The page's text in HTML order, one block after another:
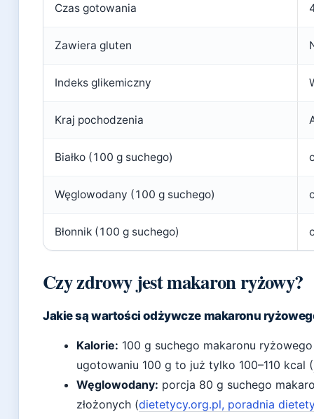
Czas gotowania
Zawiera gluten
Indeks glikemiczny
Kraj pochodzenia
Białko (100 g suchego)
Węglowodany (100 g suchego)
Błonnik (100 g suchego)
Czy zdrowy jest makaron ryżowy?
Jakie są wartości odżywcze makaronu
Kalorie: 100 g suchego makaronu
ugotowaniu 100 g to już tylko 100–110 kcal (
Węglowodany: porcja 80 g suchego
złożonych (dietetycy.org.pl, poradnia